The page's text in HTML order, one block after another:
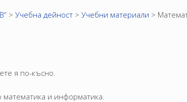
> Учебна дейност > Учебни материали >
я по-късно.
и информатика.